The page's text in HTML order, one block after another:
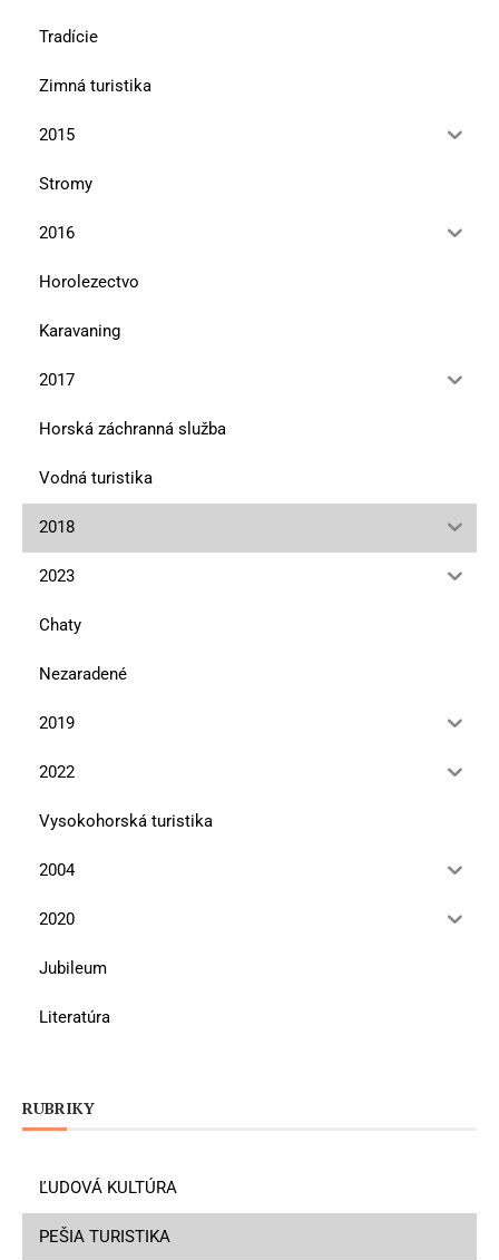
Tradície
Zimná turistika
2015
Stromy
2016
Horolezectvo
Karavaning
2017
Horská záchranná služba
Vodná turistika
2018
2023
Chaty
Nezaradené
2019
2022
Vysokohorská turistika
2004
2020
Jubileum
Literatúra
RUBRIKY
ĽUDOVÁ KULTÚRA
PEŠIA TURISTIKA